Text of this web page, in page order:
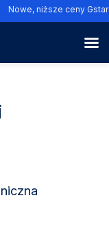
Nowe, niższe ceny